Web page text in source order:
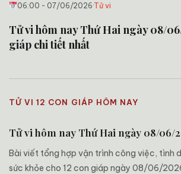
06:00 - 07/06/2026·Tử vi
Tử vi hôm nay Thứ Hai ngày 08/
giáp chi tiết nhất
TỬ VI 12 CON GIÁP HÔM NAY
Tử vi hôm nay Thứ Hai ngày 08/06/
Bài viết tổng hợp vận trình công việc, tình
sức khỏe cho 12 con giáp ngày 08/06/